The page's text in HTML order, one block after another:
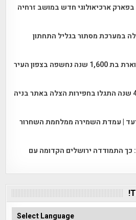
בפארק ארכיאולוגי חדש במושב זרחיה
במערכת מסתור בגליל התחתון
שרידי אחוזה שומרונית מפוארת בת 1,600 שנה נחשפה בצפון העיר
פתילות קדומות בנות 4,000 שנה התגלו בחפירות הצלה באתר בניה
| עמדת השמירה ממלחמת השחרור
כך התמודדה ירושלים הקדומה עם